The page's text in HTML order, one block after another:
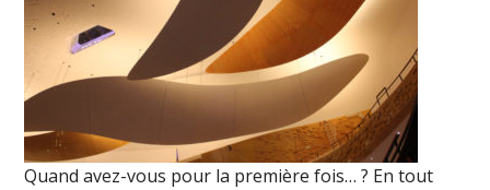
Quand avez-vous pour la première fois… ? En tout